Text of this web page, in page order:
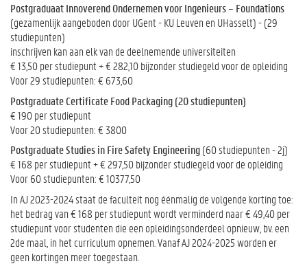
Postgraduaat Innoverend Ondernemen voor Ingenieurs – Foundations
(gezamenlijk aangeboden door UGent - KU Leuven en UHasselt) - (29
studiepunten)
inschrijven kan aan elk van de deelnemende universiteiten
€ 13,50 per studiepunt + € 282,10 bijzonder studiegeld voor de opleiding
Voor 29 studiepunten: € 673,60
Postgraduate Certificate Food Packaging (20 studiepunten)
€ 190 per studiepunt
Voor 20 studiepunten: € 3800
Postgraduate Studies in Fire Safety Engineering(60 studiepunten - 2j)
€ 168 per studiepunt + € 297,50 bijzonder studiegeld voor de opleiding
Voor 60 studiepunten: € 10377,50
In AJ 2023-2024 staat de faculteit nog éénmalig de volgende korting toe:
het bedrag van € 168 per studiepunt wordt verminderd naar € 49,40 per
studiepunt voor studenten die een opleidingsonderdeel opnieuw, bv. een
2de maal, in het curriculum opnemen. Vanaf AJ 2024-2025 worden er
geen kortingen meer toegestaan.